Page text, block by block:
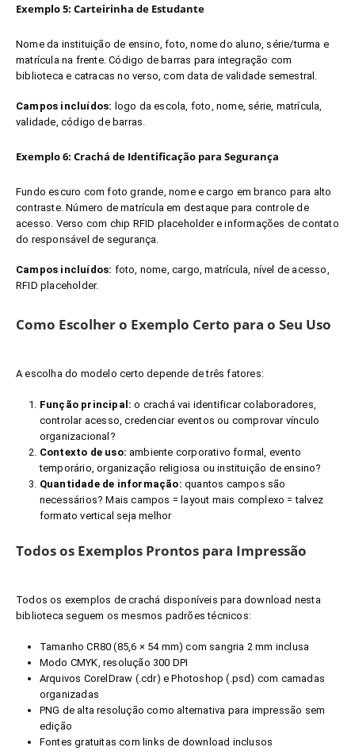
Exemplo 5: Carteirinha de Estudante
Nome da instituição de ensino, foto, nome do aluno, série/turma e
matrícula na frente. Código de barras para integração com
biblioteca e catracas no verso, com data de validade semestral.
Campos incluídos: logo da escola, foto, nome, série, matrícula,
validade, código de barras.
Exemplo 6: Crachá de Identificação para Segurança
Fundo escuro com foto grande, nome e cargo em branco para alto
contraste. Número de matrícula em destaque para controle de
acesso. Verso com chip RFID placeholder e informações de contato
do responsável de segurança.
Campos incluídos: foto, nome, cargo, matrícula, nível de acesso,
RFID placeholder.
Como Escolher o Exemplo Certo para o Seu Uso
A escolha do modelo certo depende de três fatores:
Função principal: o crachá vai identificar colaboradores,
controlar acesso, credenciar eventos ou comprovar vínculo
organizacional?
Contexto de uso: ambiente corporativo formal, evento
temporário, organização religiosa ou instituição de ensino?
Quantidade de informação: quantos campos são
necessários? Mais campos = layout mais complexo = talvez
formato vertical seja melhor
Todos os Exemplos Prontos para Impressão
Todos os exemplos de crachá disponíveis para download nesta
biblioteca seguem os mesmos padrões técnicos:
Tamanho CR80 (85,6 × 54 mm) com sangria 2 mm inclusa
Modo CMYK, resolução 300 DPI
Arquivos CorelDraw (.cdr) e Photoshop (.psd) com camadas
organizadas
PNG de alta resolução como alternativa para impressão sem
edição
Fontes gratuitas com links de download inclusos